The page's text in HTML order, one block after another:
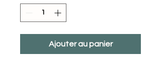
Ajouter au panier